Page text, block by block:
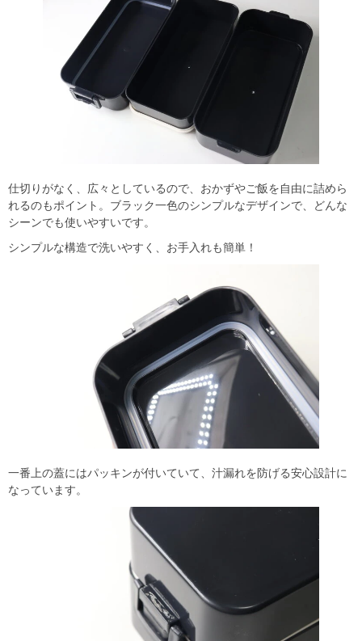
仕切りがなく、広々としているので、おかずやご飯を自由に詰めら
れるのもポイント。ブラック一色のシンプルなデザインで、どんな
シーンでも使いやすいです。
シンプルな構造で洗いやすく、お手入れも簡単！
一番上の蓋にはパッキンが付いていて、汁漏れを防げる安心設計に
なっています。